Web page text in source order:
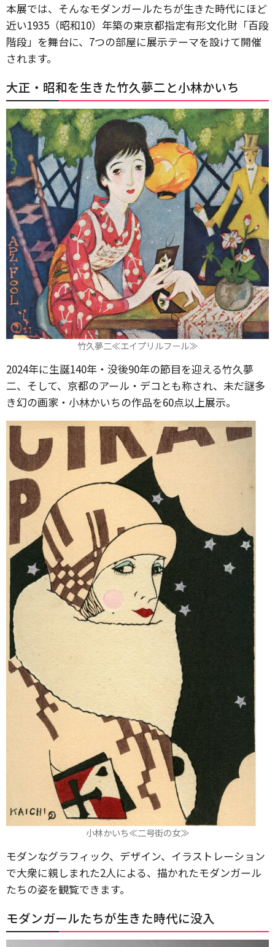
本展では、そんなモダンガールたちが生きた時代にほど
近い1935（昭和10）年築の東京都指定有形文化財「百段
階段」を舞台に、7つの部屋に展示テーマを設けて開催
されます。
大正・昭和を生きた竹久夢二と小林かいち
竹久夢二≪エイプリルフール≫
2024年に生誕140年・没後90年の節目を迎える竹久夢
二、そして、京都のアール・デコとも称され、未だ謎多
き幻の画家・小林かいちの作品を60点以上展示。
小林かいち≪二号街の女≫
モダンなグラフィック、デザイン、イラストレーション
で大衆に親しまれた2人による、描かれたモダンガール
たちの姿を観覧できます。
モダンガールたちが生きた時代に没入